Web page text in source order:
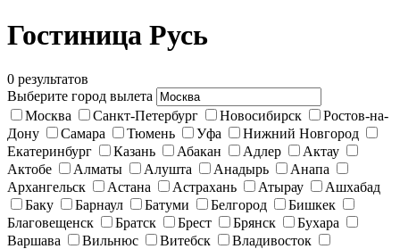
Гостиница Русь
0 результатов
Выберите город вылета
Москва
Санкт-Петербург Новосибирск
Ростов-на-
Дону
Самара Тюмень Уфа
Нижний Новгород
Екатеринбург
Казань Абакан Адлер
Актау
Актобе
Алматы Алушта Анадырь
Анапа
Архангельск
Астана Астрахань Атырау
Ашхабад
Баку
Барнаул Батуми Белгород
Бишкек
Благовещенск
Братск Брест Брянск
Бухара
Варшава
Вильнюс Витебск
Владивосток